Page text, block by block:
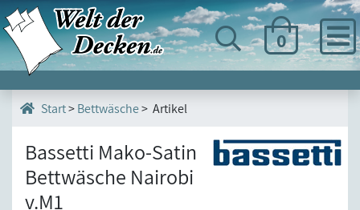
0
Start>Bettwäsche> Artikel
Bassetti Mako-Satin
Bettwäsche Nairobi
v.M1